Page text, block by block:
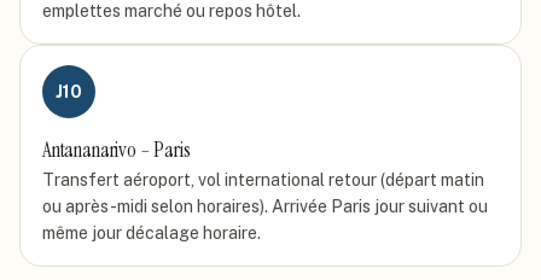
emplettes marché ou repos hôtel.
J10
Antananarivo – Paris
Transfert aéroport, vol international retour (départ matin
ou après-midi selon horaires). Arrivée Paris jour suivant ou
même jour décalage horaire.